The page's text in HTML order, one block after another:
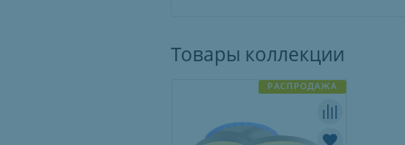
Товары коллекции
РАСПРОДАЖА